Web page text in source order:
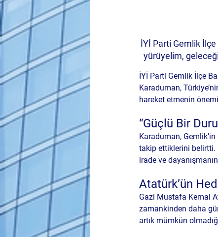
İYİ Parti Gemlik
yürüyelim,
İYİ Parti Gemlik İlçe
Karaduman,
hareket etmenin
“Güçlü Bir
Karaduman,
takip ettiklerini belirtti.
irade ve
Atatürk’ün
Gazi Mustafa Kemal
zamankinden daha
artık mümkün